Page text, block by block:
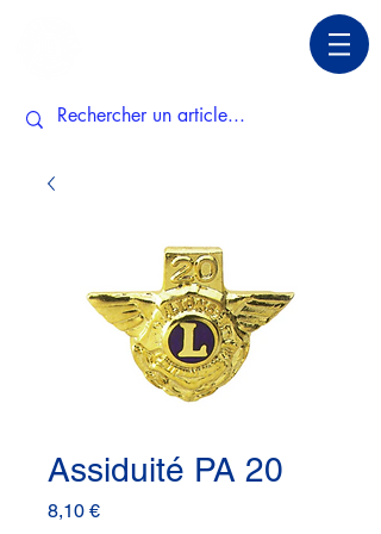
Assiduité PA 20
8,10 €Prix